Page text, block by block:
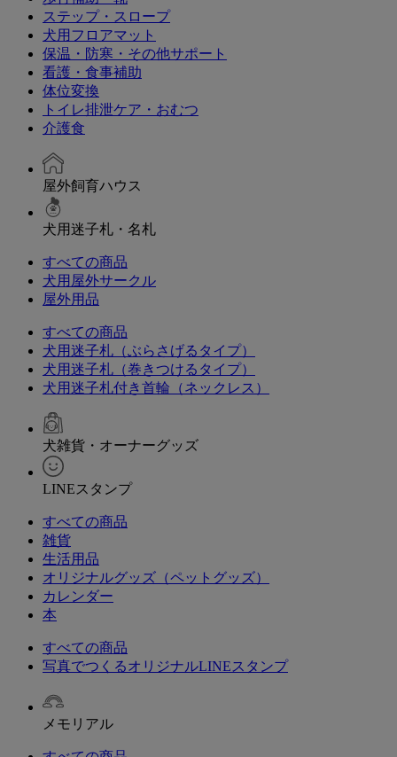
ステップ・スロープ
犬用フロアマット
保温・防寒・その他サポート
看護・食事補助
体位変換
トイレ排泄ケア・おむつ
介護食
屋外飼育ハウス
犬用迷子札・名札
すべての商品
犬用屋外サークル
屋外用品
すべての商品
犬用迷子札（ぶらさげるタイプ）
犬用迷子札（巻きつけるタイプ）
犬用迷子札付き首輪（ネックレス）
犬雑貨・オーナーグッズ
LINEスタンプ
すべての商品
雑貨
生活用品
オリジナルグッズ（ペットグッズ）
カレンダー
本
すべての商品
写真でつくるオリジナルLINEスタンプ
メモリアル